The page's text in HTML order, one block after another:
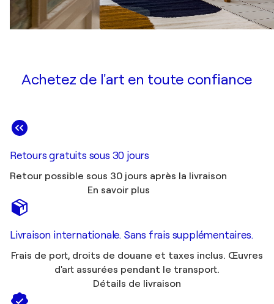
Achetez de l'art en toute confiance
Retours gratuits sous 30 jours
Retour possible sous 30 jours après la livraison
En savoir plus
Livraison internationale. Sans frais supplémentaires.
Frais de port, droits de douane et taxes inclus. Œuvres
d'art assurées pendant le transport.
Détails de livraison